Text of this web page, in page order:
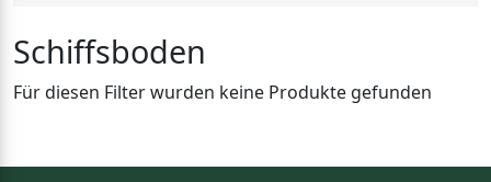
Schiffsboden
Für diesen Filter wurden keine Produkte gefunden